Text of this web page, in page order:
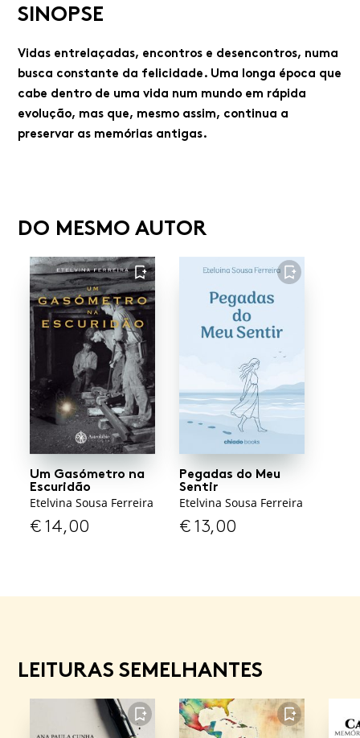
SINOPSE
Vidas entrelaçadas, encontros e desencontros, numa
busca constante da felicidade. Uma longa época que
cabe dentro de uma vida num mundo em rápida
evolução, mas que, mesmo assim, continua a
preservar as memórias antigas.
DO MESMO AUTOR
FAVORITO
Um Gasómetro na
Escuridão
Etelvina Sousa Ferreira
€14,00
FAVORITO
Pegadas do Meu
Sentir
Etelvina Sousa Ferreira
€13,00
LEITURAS SEMELHANTES
FAVORITO FAVORITO